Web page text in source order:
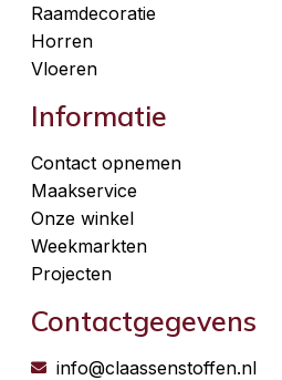
Raamdecoratie
Horren
Vloeren
Informatie
Contact opnemen
Maakservice
Onze winkel
Weekmarkten
Projecten
Contactgegevens
info@claassenstoffen.nl